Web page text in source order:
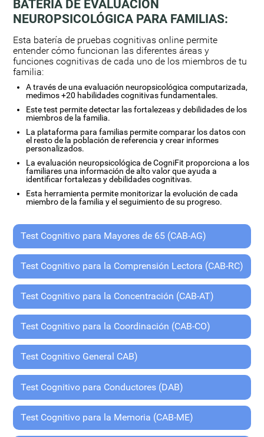
BATERÍA DE EVALUACIÓN
NEUROPSICOLÓGICA PARA FAMILIAS:
Esta batería de pruebas cognitivas online permite
entender cómo funcionan las diferentes áreas y
funciones cognitivas de cada uno de los miembros de tu
familia:
A través de una evaluación neuropsicológica computarizada,
medimos +20 habilidades cognitivas fundamentales.
Este test permite detectar las fortalezeas y debilidades de los
miembros de la familia.
La plataforma para familias permite comparar los datos con
el resto de la población de referencia y crear informes
personalizados.
La evaluación neuropsicológica de CogniFit proporciona a los
familiares una información de alto valor que ayuda a
identificar fortalezas y debilidades cognitivas.
Esta herramienta permite monitorizar la evolución de cada
miembro de la familia y el seguimiento de su progreso.
Test Cognitivo para Mayores de 65 (CAB-AG)
Test Cognitivo para la Comprensión Lectora (CAB-RC)
Test Cognitivo para la Concentración (CAB-AT)
Test Cognitivo para la Coordinación (CAB-CO)
Test Cognitivo General CAB)
Test Cognitivo para Conductores (DAB)
Test Cognitivo para la Memoria (CAB-ME)